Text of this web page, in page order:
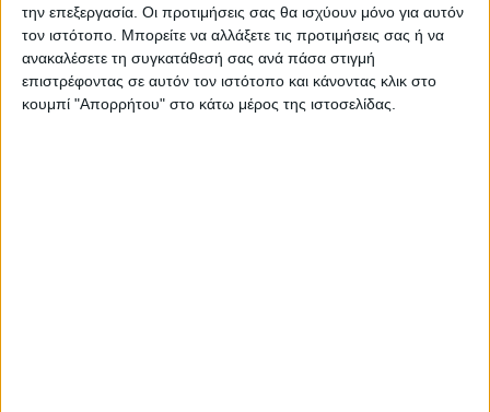
την επεξεργασία. Οι προτιμήσεις σας θα ισχύουν μόνο για αυτόν
τον ιστότοπο. Μπορείτε να αλλάξετε τις προτιμήσεις σας ή να
ανακαλέσετε τη συγκατάθεσή σας ανά πάσα στιγμή
επιστρέφοντας σε αυτόν τον ιστότοπο και κάνοντας κλικ στο
κουμπί "Απορρήτου" στο κάτω μέρος της ιστοσελίδας.